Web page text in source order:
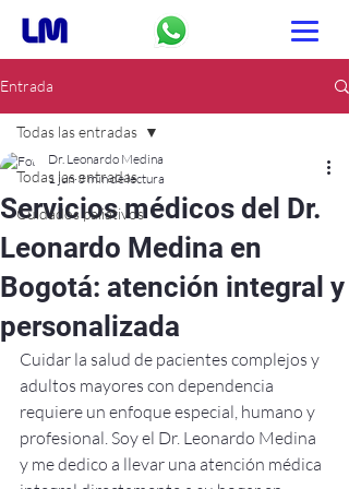
Entrada
Todas las entradas
Cuidados paliativos
Todas las entradas
Servicios médicos del Dr.
Leonardo Medina en
Bogotá: atención integral y
personalizada
Dr. Leonardo Medina
1 jun 3 min de lectura
Cuidar la salud de pacientes complejos y
adultos mayores con dependencia
requiere un enfoque especial, humano y
profesional. Soy el Dr. Leonardo Medina
y me dedico a llevar una atención médica